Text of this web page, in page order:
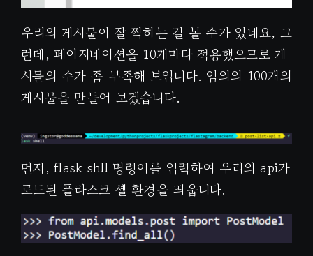
우리의 게시물이 잘 찍히는 걸 볼 수가 있네요, 그
런데, 페이지네이션을 10개마다 적용했으므로 게
시물의 수가 좀 부족해 보입니다. 임의의 100개의
게시물을 만들어 보겠습니다.
먼저, flask shll 명령어를 입력하여 우리의 api가
로드된 플라스크 셸 환경을 띄웁니다.